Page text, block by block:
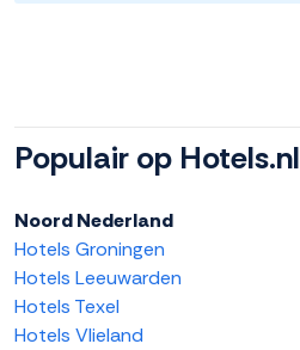
Populair op Hotels.nl
Noord Nederland
Hotels Groningen
Hotels Leeuwarden
Hotels Texel
Hotels Vlieland